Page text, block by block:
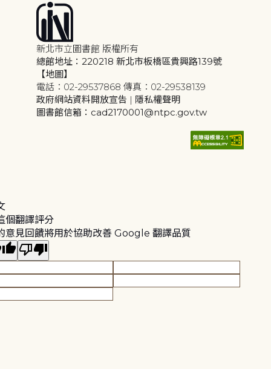
新北市立圖書館 版權所有
總館地址：220218 新北市板橋區貴興路139號
【地圖】
電話：02-29537868 傳真：02-29538139
政府網站資料開放宣告 | 隱私權聲明
圖書館信箱：cad2170001@ntpc.gov.tw
個翻譯評分
意見回饋將用於協助改善 Google 翻譯品質